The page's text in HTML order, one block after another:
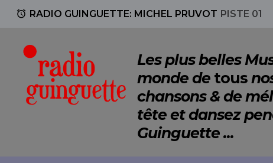
access_alarm RADIO GUINGUETTE: MICHEL PRUVOT PISTE 01
Les plus belles
monde de tous
chansons & de
tête et dansez
Guinguette ...